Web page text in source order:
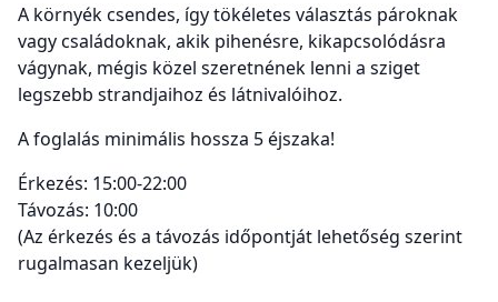
A környék csendes, így tökéletes választás pároknak
vagy családoknak, akik pihenésre, kikapcsolódásra
vágynak, mégis közel szeretnének lenni a sziget
legszebb strandjaihoz és látnivalóihoz.
A foglalás minimális hossza 5 éjszaka!
Érkezés: 15:00-22:00
Távozás: 10:00
(Az érkezés és a távozás időpontját lehetőség szerint
rugalmasan kezeljük)